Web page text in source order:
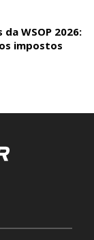
WSOP 2026:
impostos